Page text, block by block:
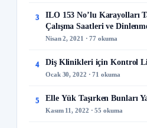
3
ILO 153 No’lu Karayolları
Çalışma Saatleri ve
Sözleşme
Nisan 2, 2021 · 77 okuma
4 Diş Klinikleri için Kontrol
Ocak 30, 2022 · 71 okuma
5 Elle Yük Taşırken Bunları
Kasım 11, 2022 · 55 okuma